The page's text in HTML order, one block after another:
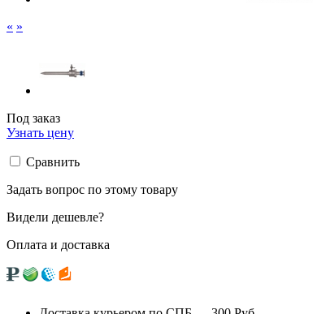
« »
Под заказ
Узнать цену
Сравнить
Задать вопрос по этому товару
Видели дешевле?
Оплата и доставка